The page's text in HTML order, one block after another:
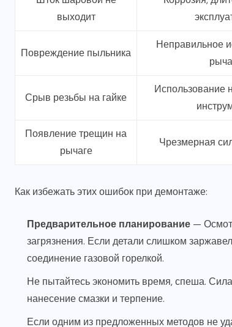
выходит
Повреждение пыльника
Неправильное
Срыв резьбы на гайке
Использование
Появление трещин на
рычаге
Чрезмерная
Как избежать этих ошибок при демонтаже:
Предварительное планирование —
загрязнения. Если детали слишком
соединение газовой горелкой.
Не пытайтесь экономить время, спеша.
нанесение смазки и терпение.
Если одним из предложенных методов не